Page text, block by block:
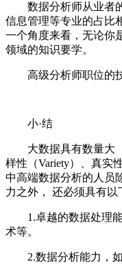
数据分析师从业者
信息管理等专业的占比
一个角度来看，无论你
领域的知识要学。
高级分析师职位的
小·结
大数据具有数量大
样性（Variety）、真实
中高端数据分析的人员
力之外， 还必须具有以
1.卓越的数据处理
术等。
2.数据分析能力，